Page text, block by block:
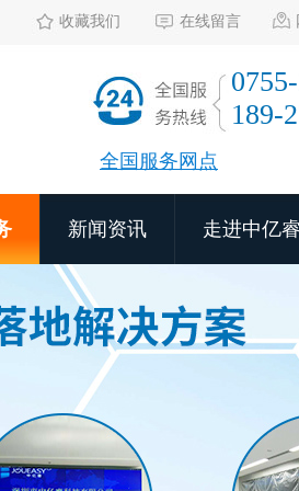
收藏我们 在线留言
189-
全国服务网点
新闻资讯 走进中亿睿